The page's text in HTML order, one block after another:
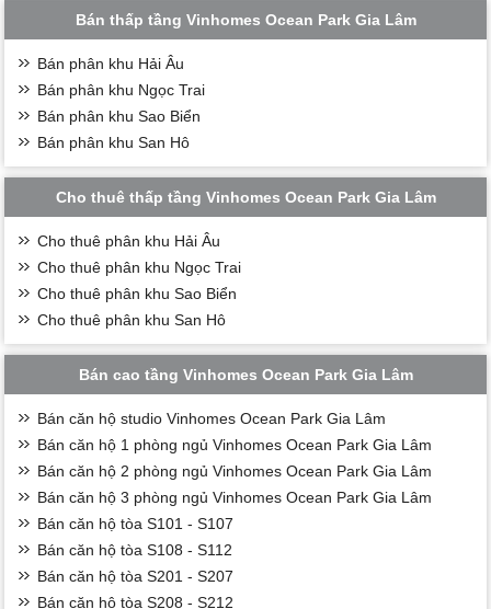
Bán thấp tầng Vinhomes Ocean Park Gia Lâm
Bán phân khu Hải Âu
Bán phân khu Ngọc Trai
Bán phân khu Sao Biển
Bán phân khu San Hô
Cho thuê thấp tầng Vinhomes Ocean Park Gia Lâm
Cho thuê phân khu Hải Âu
Cho thuê phân khu Ngọc Trai
Cho thuê phân khu Sao Biển
Cho thuê phân khu San Hô
Bán cao tầng Vinhomes Ocean Park Gia Lâm
Bán căn hộ studio Vinhomes Ocean Park Gia Lâm
Bán căn hộ 1 phòng ngủ Vinhomes Ocean Park Gia Lâm
Bán căn hộ 2 phòng ngủ Vinhomes Ocean Park Gia Lâm
Bán căn hộ 3 phòng ngủ Vinhomes Ocean Park Gia Lâm
Bán căn hộ tòa S101 - S107
Bán căn hộ tòa S108 - S112
Bán căn hộ tòa S201 - S207
Bán căn hộ tòa S208 - S212